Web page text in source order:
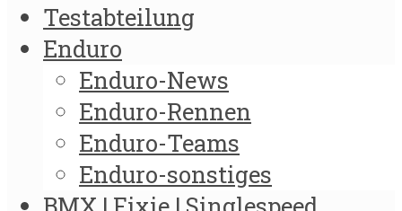
Testabteilung
Enduro
Enduro-News
Enduro-Rennen
Enduro-Teams
Enduro-sonstiges